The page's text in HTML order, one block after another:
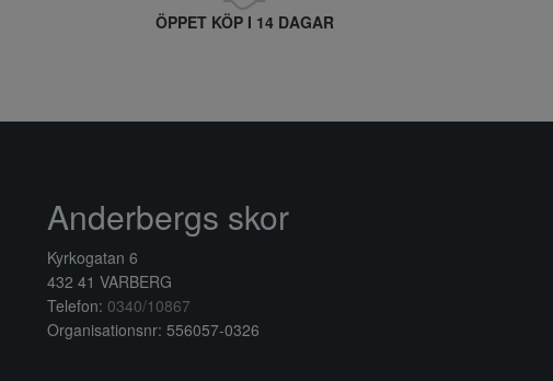
ÖPPET KÖP I 14 DAGAR
Anderbergs skor
Kyrkogatan 6
432 41 VARBERG
Telefon: 0340/10867
Organisationsnr: 556057-0326